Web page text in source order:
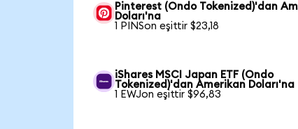
Pinterest (Ondo Tokenized)'dan
Doları'na
1 PINSon eşittir $23,18
iShares MSCI Japan ETF (Ondo
Tokenized)'dan Amerikan Doları'na
1 EWJon eşittir $96,83